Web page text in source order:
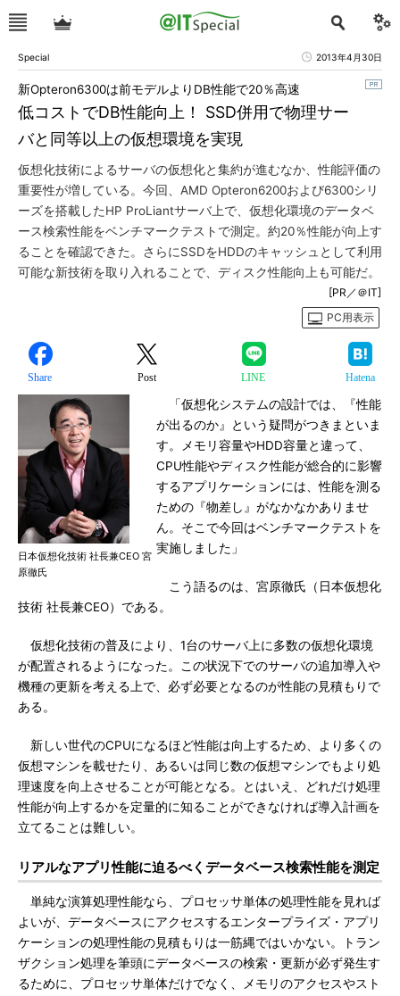
Special 2013年4月30日
低コストでDB性能向上！ SSD併用で物理サー
バと同等以上の仮想環境を実現
新Opteron6300は前モデルよりDB性能で20％高速
仮想化技術によるサーバの仮想化と集約が進むなか、性能評価の
重要性が増している。今回、AMD Opteron6200および6300シリ
ーズを搭載したHP ProLiantサーバ上で、仮想化環境のデータベ
ース検索性能をベンチマークテストで測定。約20％性能が向上す
ることを確認できた。さらにSSDをHDDのキャッシュとして利用
可能な新技術を取り入れることで、ディスク性能向上も可能だ。
[PR／＠IT]
PC用表示
Share Post LINE Hatena
日本仮想化技術 社長兼CEO 宮
原徹氏
「仮想化システムの設計では、『性能
が出るのか』という疑問がつきまといま
す。メモリ容量やHDD容量と違って、
CPU性能やディスク性能が総合的に影響
するアプリケーションには、性能を測る
ための『物差し』がなかなかありませ
ん。そこで今回はベンチマークテストを
実施しました」
こう語るのは、宮原徹氏（日本仮想化
技術 社長兼CEO）である。
仮想化技術の普及により、1台のサーバ上に多数の仮想化環境
が配置されるようになった。この状況下でのサーバの追加導入や
機種の更新を考える上で、必ず必要となるのが性能の見積もりで
ある。
新しい世代のCPUになるほど性能は向上するため、より多くの
仮想マシンを載せたり、あるいは同じ数の仮想マシンでもより処
理速度を向上させることが可能となる。とはいえ、どれだけ処理
性能が向上するかを定量的に知ることができなければ導入計画を
立てることは難しい。
リアルなアプリ性能に迫るべくデータベース検索性能を測定
単純な演算処理性能なら、プロセッサ単体の処理性能を見れば
よいが、データベースにアクセスするエンタープライズ・アプリ
ケーションの処理性能の見積もりは一筋縄ではいかない。トラン
ザクション処理を筆頭にデータベースの検索・更新が必ず発生す
るために、プロセッサ単体だけでなく、メモリのアクセスやスト